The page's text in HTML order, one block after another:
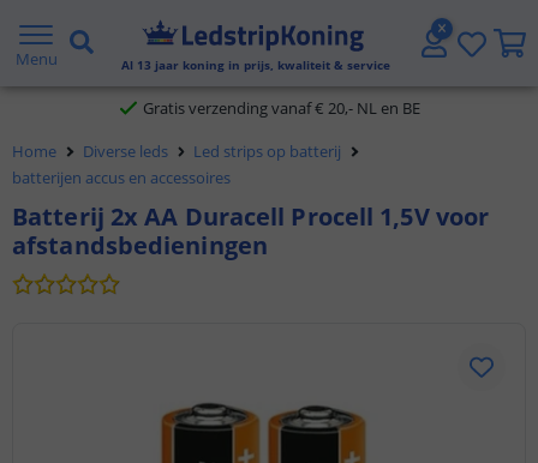
Menu Al 13 jaar koning in prijs, kwaliteit & service
5 jaar garantie
Gratis verzending vanaf € 20,- NL en BE
Klantbeoordeling 9.1
Voor 23:45 uur besteld,morgen in huis
Home Diverse leds
Led strips op batterij
batterijen accus en accessoires
Batterij 2x AA Duracell Procell 1,5V voor
afstandsbedieningen